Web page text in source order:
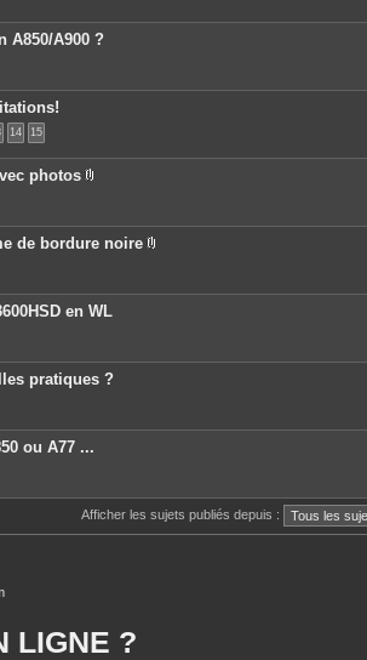
A850/A900 ?
14 15
photos
c
e
i
n
s
de bordure noire
c
s
en WL
pratiques ?
ou A77 ...
Afficher les sujets publiés depuis :
LIGNE ?